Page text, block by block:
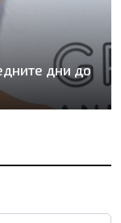
дни до